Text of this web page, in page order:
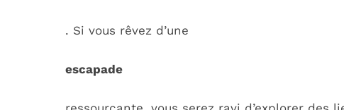
. Si vous rêvez d’une
escapade